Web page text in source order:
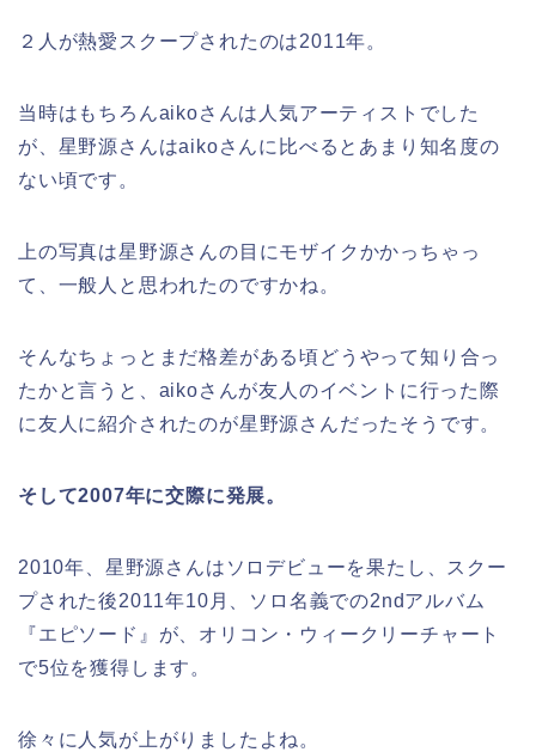
２人が熱愛スクープされたのは2011年。
当時はもちろんaikoさんは人気アーティストでした
が、星野源さんはaikoさんに比べるとあまり知名度の
ない頃です。
上の写真は星野源さんの目にモザイクかかっちゃっ
て、一般人と思われたのですかね。
そんなちょっとまだ格差がある頃どうやって知り合っ
たかと言うと、aikoさんが友人のイベントに行った際
に友人に紹介されたのが星野源さんだったそうです。
そして2007年に交際に発展。
2010年、星野源さんはソロデビューを果たし、スクー
プされた後2011年10月、ソロ名義での2ndアルバム
『エピソード』が、オリコン・ウィークリーチャート
で5位を獲得します。
徐々に人気が上がりましたよね。